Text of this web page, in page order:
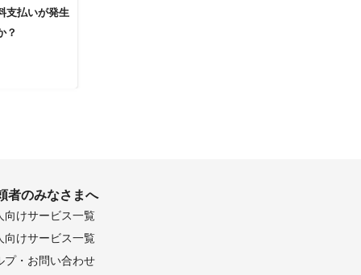
支払いが発生
？
者のみなさまへ
向けサービス一覧
向けサービス一覧
プ・お問い合わせ